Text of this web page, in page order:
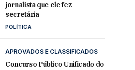
jornalista que ele fez
secretária
POLÍTICA
APROVADOS E CLASSIFICADOS
Concurso Público Unificado do